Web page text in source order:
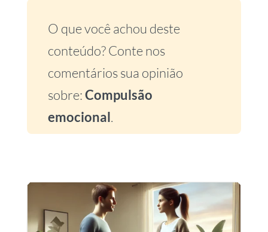
O que você achou deste
conteúdo? Conte nos
comentários sua opinião
sobre:Compulsão
emocional.